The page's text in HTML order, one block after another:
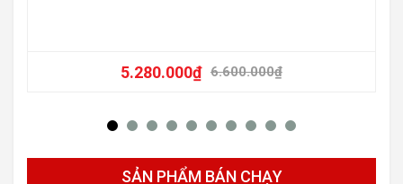
6.600.000₫
5.280.000₫
SẢN PHẨM BÁN CHẠY